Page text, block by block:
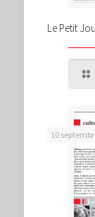
Le Petit
10